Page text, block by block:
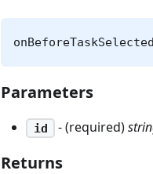
Parameters
id - (required)
Returns